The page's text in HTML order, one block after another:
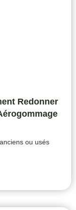
Redonner
ou usés